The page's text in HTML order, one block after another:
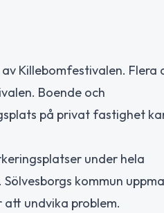
Killebomfestivalen. Flera
Boende och
på privat fastighet
under hela
kommun
undvika problem.